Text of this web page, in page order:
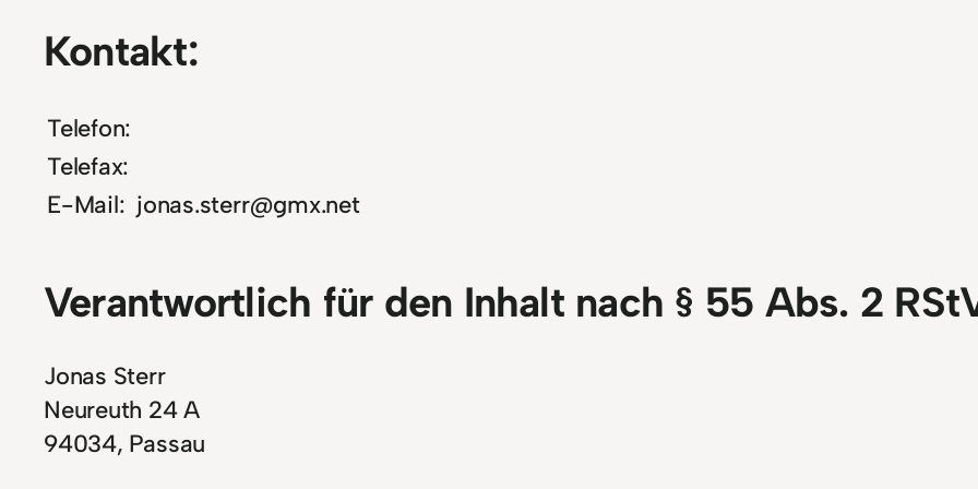
Kontakt:
Telefon:
Telefax:
E-Mail: jonas.sterr@gmx.net
Verantwortlich für den Inhalt nach § 55 Abs. 2
Jonas Sterr
Neureuth 24 A
94034, Passau